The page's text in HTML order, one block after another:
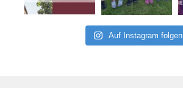
Auf Instagram folgen